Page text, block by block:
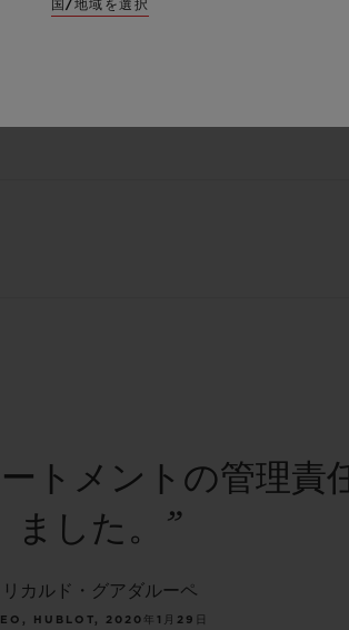
トメントの管理責
ました。”
リカルド・グアダルーペ
HUBLOT, 2020年1月29日
国/地域を選択